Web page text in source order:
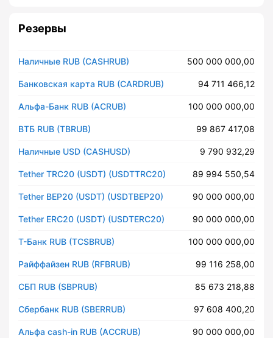
Резервы
Наличные RUB (CASHRUB) 500 000 000,00
Банковская карта RUB (CARDRUB) 94 711 466,12
Альфа-Банк RUB (ACRUB) 100 000 000,00
ВТБ RUB (TBRUB) 99 867 417,08
Наличные USD (CASHUSD) 9 790 932,29
Tether TRC20 (USDT) (USDTTRC20) 89 994 550,54
Tether BEP20 (USDT) (USDTBEP20) 90 000 000,00
Tether ERC20 (USDT) (USDTERC20) 90 000 000,00
Т-Банк RUB (TCSBRUB) 100 000 000,00
Райффайзен RUB (RFBRUB) 99 116 258,00
СБП RUB (SBPRUB) 85 673 218,88
Сбербанк RUB (SBERRUB) 97 608 400,20
Альфа cash-in RUB (ACCRUB) 90 000 000,00